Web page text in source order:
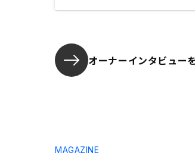
オーナーインタビュー
MAGAZINE